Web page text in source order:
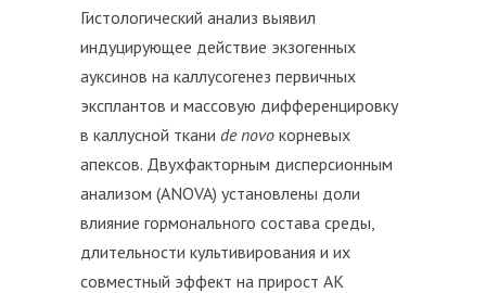
Гистологический анализ выявил
индуцирующее действие экзогенных
ауксинов на каллусогенез первичных
эксплантов и массовую дифференцировку
в каллусной ткани de novo корневых
апексов. Двухфакторным дисперсионным
анализом (ANOVA) установлены доли
влияние гормонального состава среды,
длительности культивирования и их
совместный эффект на прирост АК